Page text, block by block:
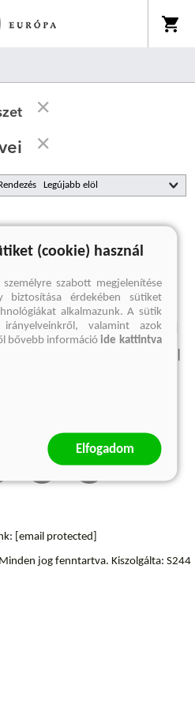
nincs találat
Elállási felmondási nyilatkozat
[email protected]
Minden jog fenntartva. Kiszolgálta: S244
(cookie) használ
szabott megjelenítése
biztosítása érdekében sütiket
alkalmazunk. A sütik
irányelveinkről, valamint azok
bővebb információide kattintva
Elfogadom